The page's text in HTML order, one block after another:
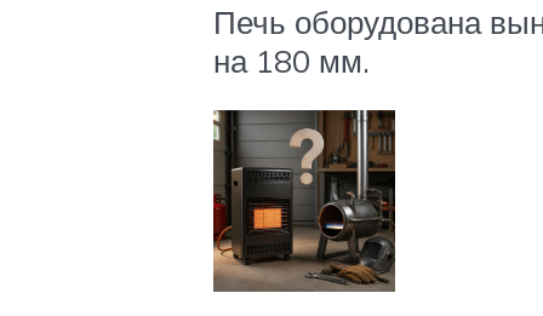
Печь оборудована
на 180 мм.